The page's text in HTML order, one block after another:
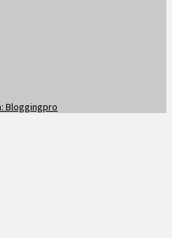
Bloggingpro